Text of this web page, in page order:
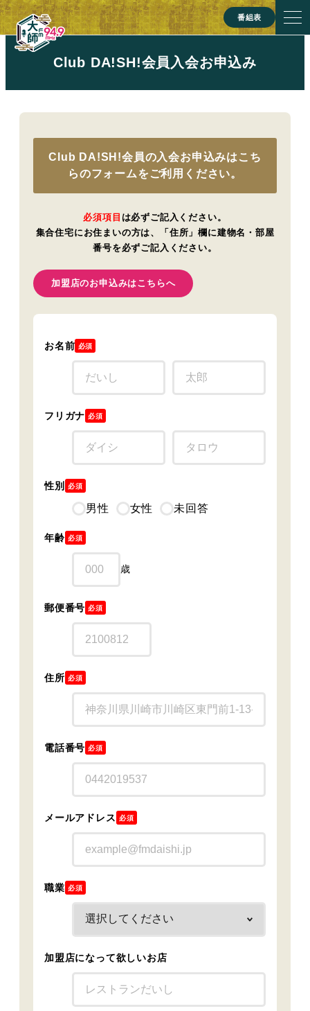
番組表
Club DA!SH!会員入会お申込み
Club DA!SH!会員の入会お申込みはこち
らのフォームをご利用ください。
必須項目 は必ずご記入ください。
集合住宅にお住まいの方は、「住所」欄に建物名・部屋
番号を必ずご記入ください。
加盟店のお申込みはこちらへ
お名前 必須
フリガナ 必須
性別 必須
男性 女性 未回答
年齢 必須
歳
郵便番号 必須
住所 必須
電話番号 必須
メールアドレス 必須
職業 必須
加盟店になって欲しいお店